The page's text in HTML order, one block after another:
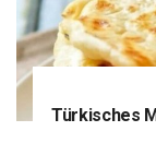
Türkisches